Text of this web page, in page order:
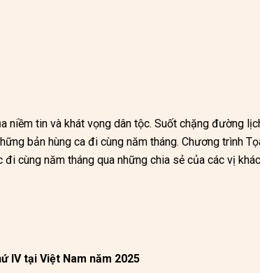
niềm tin và khát vọng dân tộc. Suốt chặng đường
bản hùng ca đi cùng năm tháng. Chương trình
cùng năm tháng qua những chia sẻ của các vị
IV tại Việt Nam năm 2025